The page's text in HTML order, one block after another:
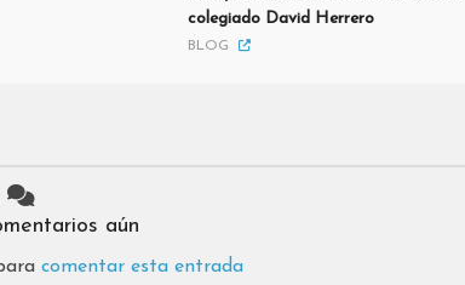
colegiado David Herrero
BLOG
aún
comentar esta entrada